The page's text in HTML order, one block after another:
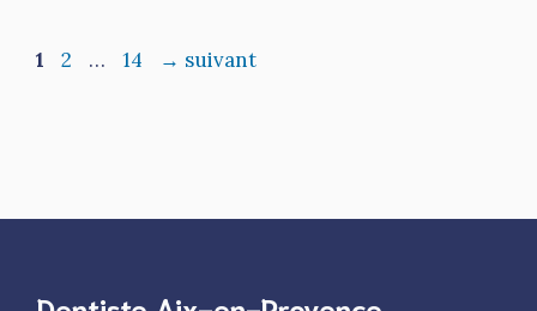
Page
1 Page
2 … Page
14 → suivant